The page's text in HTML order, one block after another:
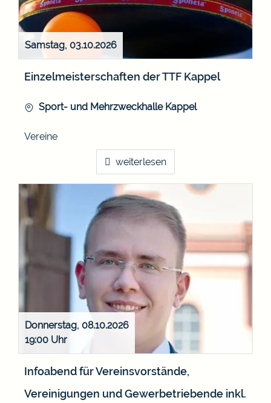
Samstag, 03.10.2026
Einzelmeisterschaften der TTF Kappel
Sport- und Mehrzweckhalle Kappel
Vereine
weiterlesen
Donnerstag, 08.10.2026
19:00
Infoabend für Vereinsvorstände,
Vereinigungen und Gewerbetriebende inkl.